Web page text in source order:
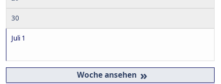
30
Juli 1
»